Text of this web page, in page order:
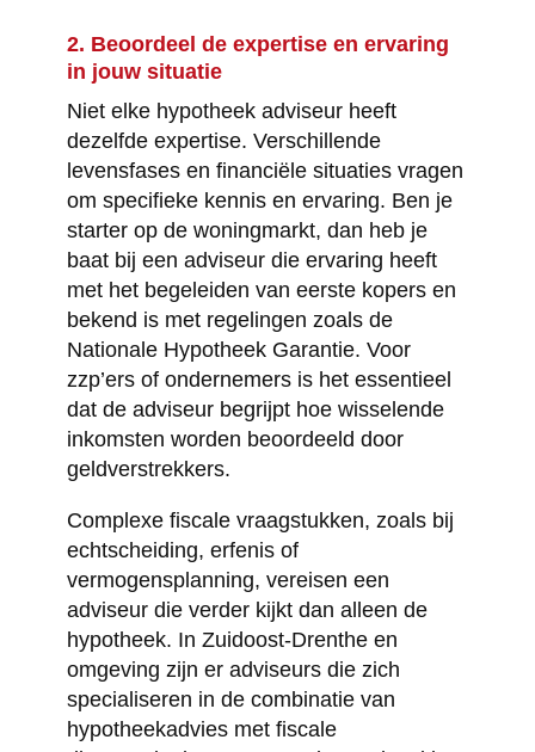
2. Beoordeel de expertise en ervaring
in jouw situatie
Niet elke hypotheek adviseur heeft
dezelfde expertise. Verschillende
levensfases en financiële situaties vragen
om specifieke kennis en ervaring. Ben je
starter op de woningmarkt, dan heb je
baat bij een adviseur die ervaring heeft
met het begeleiden van eerste kopers en
bekend is met regelingen zoals de
Nationale Hypotheek Garantie. Voor
zzp’ers of ondernemers is het essentieel
dat de adviseur begrijpt hoe wisselende
inkomsten worden beoordeeld door
geldverstrekkers.
Complexe fiscale vraagstukken, zoals bij
echtscheiding, erfenis of
vermogensplanning, vereisen een
adviseur die verder kijkt dan alleen de
hypotheek. In Zuidoost-Drenthe en
omgeving zijn er adviseurs die zich
specialiseren in de combinatie van
hypotheekadvies met fiscale